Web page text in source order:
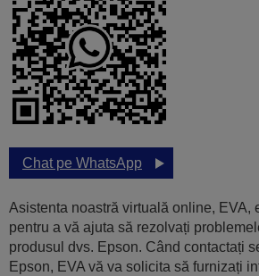
Chat pe WhatsApp
Asistenta noastră virtuală online, EVA,
pentru a vă ajuta să rezolvați
produsul dvs. Epson. Când contactați
Epson, EVA vă va solicita să furnizați